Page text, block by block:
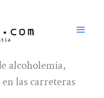
alcoholemia,
las carreteras